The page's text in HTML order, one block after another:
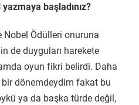
başladınız?
Nobel Ödülleri onuruna
de duyguları harekete
oyun fikri belirdi. Daha
bir dönemdeydim fakat bu
ya da başka türde değil,